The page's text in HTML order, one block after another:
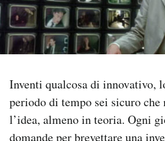
NEWSLETTER
Inventi qualcosa di innovativo,
periodo di tempo sei sicuro che
l’idea, almeno in teoria. Ogni
domande per brevettare una